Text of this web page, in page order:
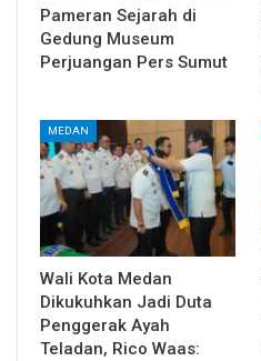
Pameran Sejarah di
Gedung Museum
Perjuangan Pers Sumut
MEDAN
Wali Kota Medan
Dikukuhkan Jadi Duta
Penggerak Ayah
Teladan, Rico Waas: